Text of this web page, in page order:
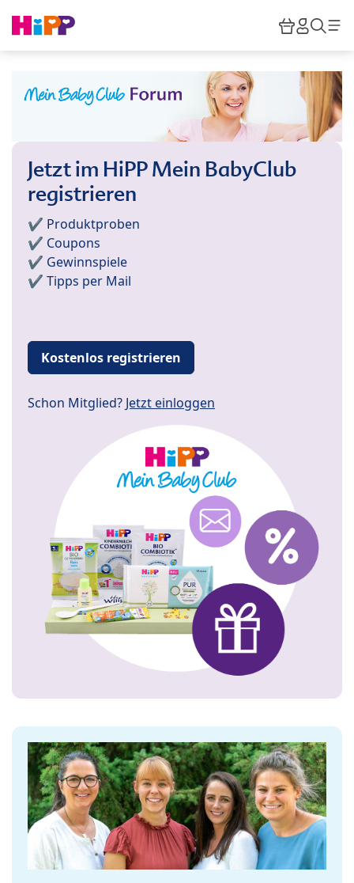
HiPP
Jetzt im HiPP Mein BabyClub
registrieren
✔️ Produktproben
✔️ Coupons
✔️ Gewinnspiele
✔️ Tipps per Mail
Kostenlos registrieren
Schon Mitglied? Jetzt einloggen